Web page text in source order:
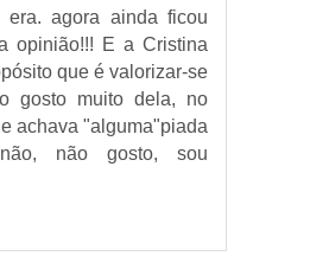
agora ainda ficou
opinião!!! E a Cristina
que é valorizar-se
gosto muito dela, no
achava "alguma"piada
não gosto, sou